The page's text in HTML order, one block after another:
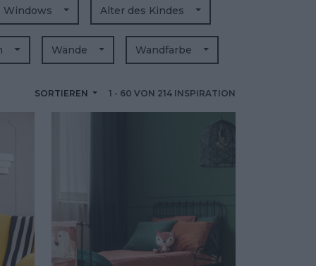
SORTIEREN 1 - 60 VON 214 INSPIRATION
Windows Alter des Kindes
Wände Wandfarbe